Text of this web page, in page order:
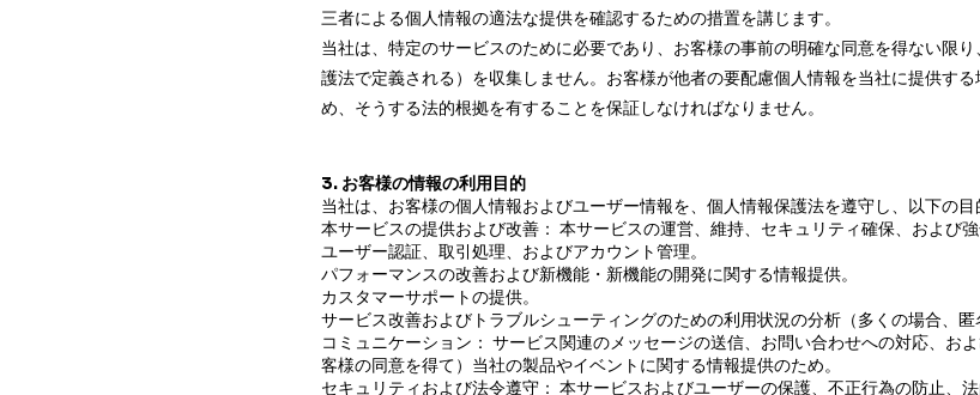
三者による個人情報の適法な提供を確認するための措置を講じます。
当社は、特定のサービスのために必要であり、お客様の事前の明確な同意を得ない限
護法で定義される）を収集しません。お客様が他者の要配慮個人情報を当社に提供す
め、そうする法的根拠を有することを保証しなければなりません。
3. お客様の情報の利用目的
当社は、お客様の個人情報およびユーザー情報を、個人情報保護法を遵守し、以下の目
本サービスの提供および改善： 本サービスの運営、維持、セキュリティ確保、および
ユーザー認証、取引処理、およびアカウント管理。
パフォーマンスの改善および新機能・新機能の開発に関する情報提供。
カスタマーサポートの提供。
サービス改善およびトラブルシューティングのための利用状況の分析（多くの場合、匿
コミュニケーション： サービス関連のメッセージの送信、お問い合わせへの対応、お
客様の同意を得て）当社の製品やイベントに関する情報提供のため。
セキュリティおよび法令遵守： 本サービスおよびユーザーの保護、不正行為の防止、